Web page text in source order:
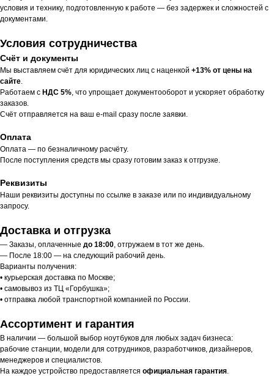
условия и технику, подготовленную к работе — без задержек и сложностей с
документами.
Условия сотрудничества
Счёт и документы
Мы выставляем счёт для юридических лиц с наценкой +13% от цены на
сайте.
Работаем с НДС 5%, что упрощает документооборот и ускоряет обработку
заказов.
Счёт отправляется на ваш e-mail сразу после заявки.
Оплата
Оплата — по безналичному расчёту.
После поступления средств мы сразу готовим заказ к отгрузке.
Реквизиты
Наши реквизиты доступны по ссылке в заказе или по индивидуальному
запросу.
Доставка и отгрузка
— Заказы, оплаченные до 18:00, отгружаем в тот же день.
— После 18:00 — на следующий рабочий день.
Варианты получения:
• курьерская доставка по Москве;
• самовывоз из ТЦ «Горбушка»;
• отправка любой транспортной компанией по России.
Ассортимент и гарантия
В наличии — большой выбор ноутбуков для любых задач бизнеса:
рабочие станции, модели для сотрудников, разработчиков, дизайнеров,
менеджеров и специалистов.
На каждое устройство предоставляется официальная гарантия.